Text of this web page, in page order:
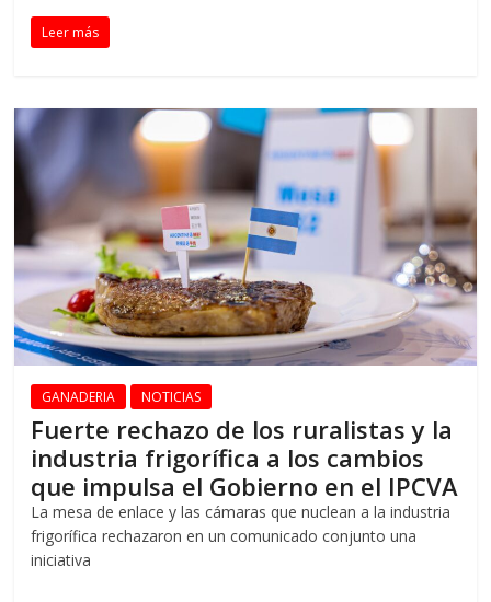
Leer más
GANADERIA NOTICIAS
Fuerte rechazo de los ruralistas y la
industria frigorífica a los cambios
que impulsa el Gobierno en el IPCVA
La mesa de enlace y las cámaras que nuclean a la industria
frigorífica rechazaron en un comunicado conjunto una
iniciativa